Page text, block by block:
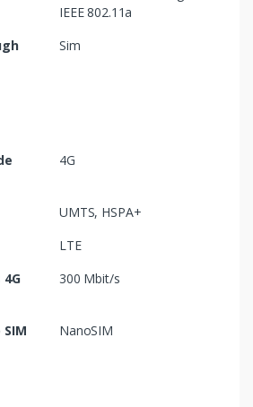
IEEE 802.11a
Sim
4G
UMTS, HSPA+
LTE
300 Mbit/s
NanoSIM